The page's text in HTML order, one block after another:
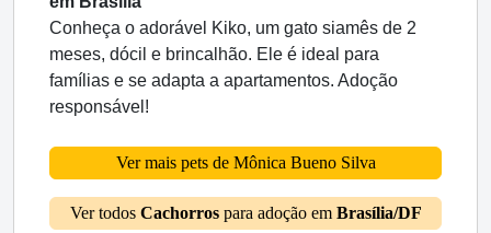
Conheça o adorável Kiko, um gato siamês de 2
meses, dócil e brincalhão. Ele é ideal para
famílias e se adapta a apartamentos. Adoção
responsável!
Ver mais pets de Mônica Bueno Silva
Ver todos Cachorrospara adoção em Brasília/DF